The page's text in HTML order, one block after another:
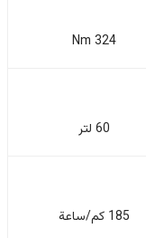
324 Nm
60 لتر
185 كم/ساعة